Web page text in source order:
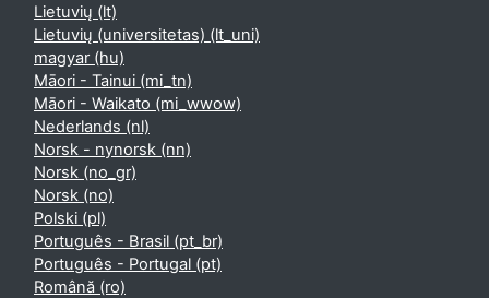
Lietuvių ‎(lt)‎
Lietuvių (universitetas) ‎(lt_uni)‎
magyar ‎(hu)‎
Māori - Tainui ‎(mi_tn)‎
Māori - Waikato ‎(mi_wwow)‎
Nederlands ‎(nl)‎
Norsk - nynorsk ‎(nn)‎
Norsk ‎(no_gr)‎
Norsk ‎(no)‎
Polski ‎(pl)‎
Português - Brasil ‎(pt_br)‎
Português - Portugal ‎(pt)‎
Română ‎(ro)‎